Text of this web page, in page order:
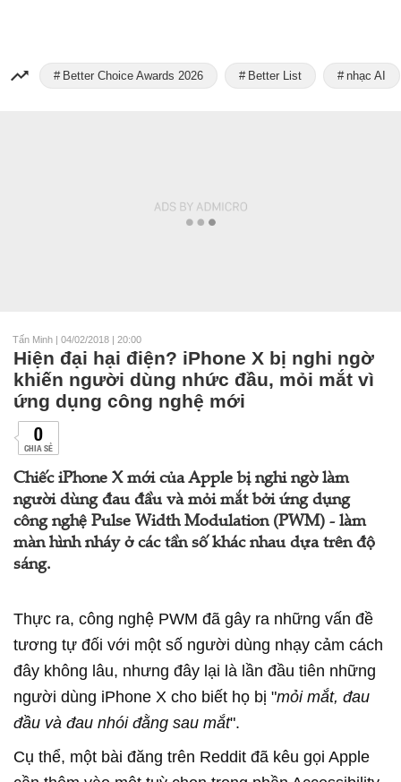
Better Choice Awards 2026 Better List nhạc AI
Tấn Minh | 04/02/2018 | 20:00
Hiện đại hại điện? iPhone X bị nghi ngờ
khiến người dùng nhức đầu, mỏi mắt vì
ứng dụng công nghệ mới
0
CHIA SẺ
Chiếc iPhone X mới của Apple bị nghi ngờ làm
người dùng đau đầu và mỏi mắt bởi ứng dụng
công nghệ Pulse Width Modulation (PWM) - làm
màn hình nháy ở các tần số khác nhau dựa trên độ
sáng.
Thực ra, công nghệ PWM đã gây ra những vấn đề
tương tự đối với một số người dùng nhạy cảm cách
đây không lâu, nhưng đây lại là lần đầu tiên những
người dùng iPhone X cho biết họ bị "mỏi mắt, đau
đầu và đau nhói đằng sau mắt".
Cụ thể, một bài đăng trên Reddit đã kêu gọi Apple